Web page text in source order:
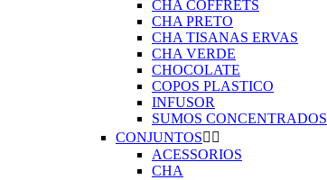
CHA COFFRETS
CHA PRETO
CHA TISANAS ERVAS
CHA VERDE
CHOCOLATE
COPOS PLASTICO
INFUSOR
SUMOS CONCENTRADOS
CONJUNTOS 
ACESSORIOS
CHA